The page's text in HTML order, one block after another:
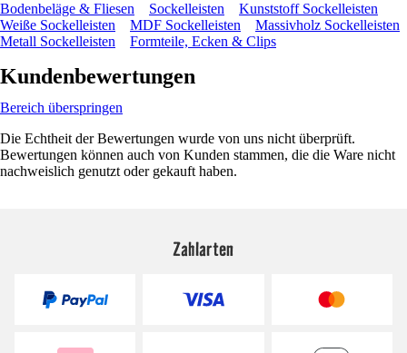
Bodenbeläge & Fliesen
Sockelleisten
Kunststoff Sockelleisten
Weiße Sockelleisten
MDF Sockelleisten
Massivholz Sockelleisten
Metall Sockelleisten
Formteile, Ecken & Clips
Kundenbewertungen
Bereich überspringen
Die Echtheit der Bewertungen wurde von uns nicht überprüft.
Bewertungen können auch von Kunden stammen, die die Ware nicht
nachweislich genutzt oder gekauft haben.
Zahlarten